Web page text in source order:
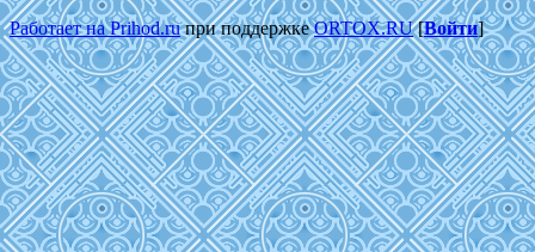
Работает на Prihod.ruпри поддержкеORTOX.RU[Войти]